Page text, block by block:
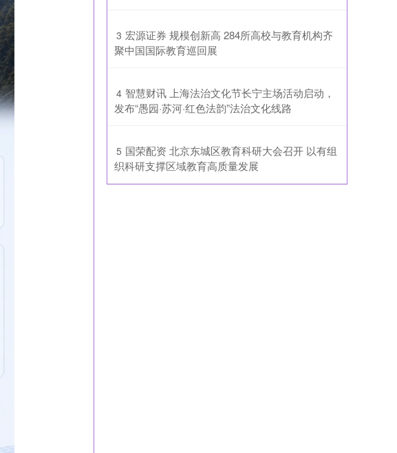
3 ​宏源证券 规模创新高 284所高校与教育机构齐
聚中国国际教育巡回展
4 ​智慧财讯 上海法治文化节长宁主场活动启动，
发布“愚园·苏河·红色法韵”法治文化线路
5 ​国荣配资 北京东城区教育科研大会召开 以有组
织科研支撑区域教育高质量发展